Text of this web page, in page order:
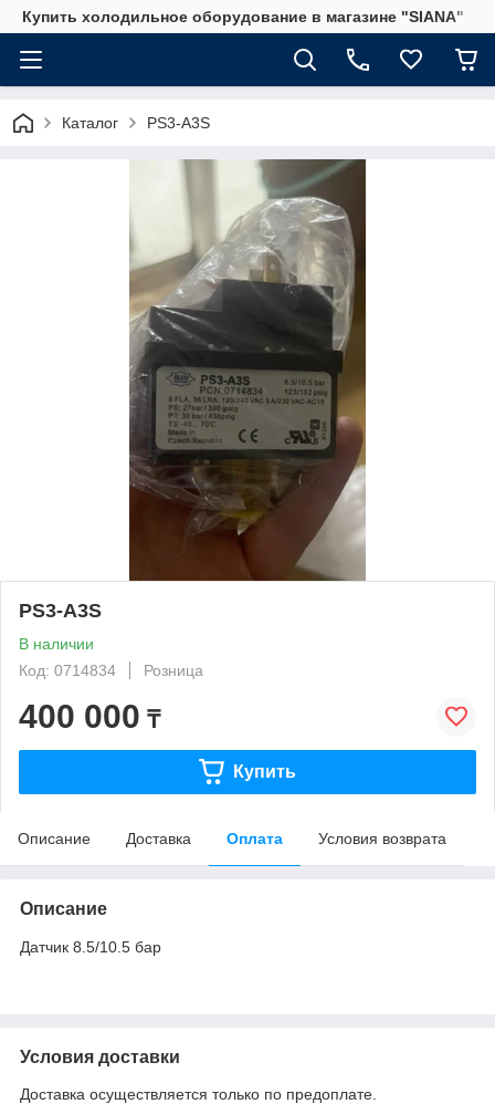
Купить холодильное оборудование в магазине "SIANA"
Каталог PS3-A3S
PS3-A3S
В наличии
Код: 0714834
Розница
400 000 ₸
Купить
Описание Доставка Оплата Условия возврата
Описание
Датчик 8.5/10.5 бар
Условия доставки
Доставка осуществляется только по предоплате.